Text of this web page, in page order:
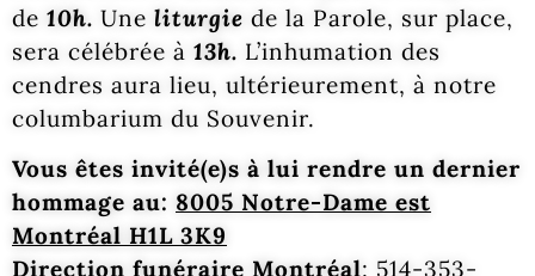
de 10h. Une liturgie de la Parole, sur place,
sera célébrée à 13h. L’inhumation des
cendres aura lieu, ultérieurement, à notre
columbarium du Souvenir.
Vous êtes invité(e)s à lui rendre un dernier
hommage au: 8005 Notre-Dame est
Montréal H1L 3K9
Direction funéraire Montréal: 514-353-